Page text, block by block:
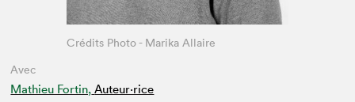
Avec
Mathieu Fortin, Auteur·rice
Crédits Photo - Marika Allaire